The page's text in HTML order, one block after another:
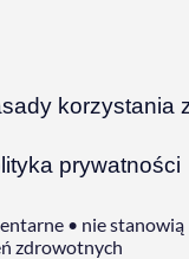
korzystania
prywatności
• nie stanowią
zdrowotnych